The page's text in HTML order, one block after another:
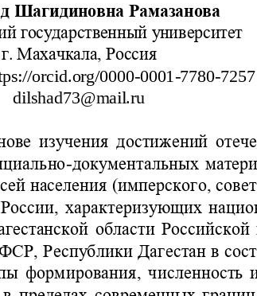
Шагидиновна Рамазанова
государственный университет
г. Махачкала, Россия
://orcid.org/0000-0001-7780-7257
dilshad73@mail.ru
изучения  достижений
-документальных
населения (имперского,
характеризующих
области
Республики Дагестан в
формирования, численность